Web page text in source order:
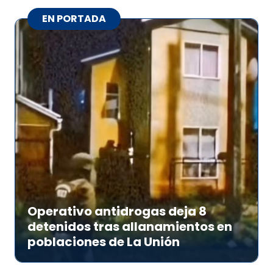
EN PORTADA
Operativo antidrogas deja 8
detenidos tras allanamientos en
poblaciones de La Unión